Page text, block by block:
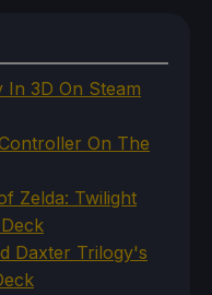
In 3D On Steam
On The
Zelda: Twilight
Daxter Trilogy's